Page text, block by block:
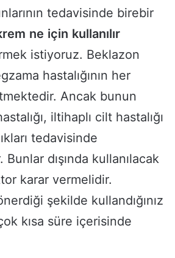
tedavisinde birebir
ne için kullanılır
istiyoruz. Beklazon
hastalığının her
Ancak bunun
iltihaplı cilt hastalığı
tedavisinde
Bunlar dışında kullanılacak
karar vermelidir.
şekilde kullandığınız
kısa süre içerisinde